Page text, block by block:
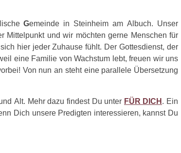
Gemeinde in Steinheim am Albuch. Unser
Mittelpunkt und wir möchten gerne Menschen für
hier jeder Zuhause fühlt. Der Gottesdienst, der
eine Familie von Wachstum lebt, freuen wir uns
Von nun an steht eine parallele Übersetzung
Alt. Mehr dazu findest Du unter FÜR DICH . Ein
Dich unsere Predigten interessieren, kannst Du